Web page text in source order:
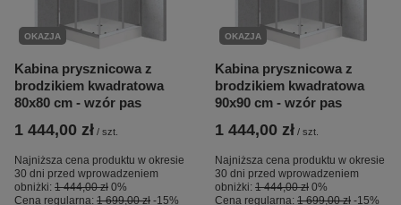
OKAZJA
Kabina prysznicowa z
brodzikiem kwadratowa
80x80 cm - wzór pas
1 444,00 zł / szt.
Najniższa cena produktu w okresie
30 dni przed wprowadzeniem
obniżki: 1 444,00 zł 0%
Cena regularna: 1 699,00 zł -15%
OKAZJA
Kabina prysznicowa z
brodzikiem kwadratowa
90x90 cm - wzór pas
1 444,00 zł / szt.
Najniższa cena produktu w okresie
30 dni przed wprowadzeniem
obniżki: 1 444,00 zł 0%
Cena regularna: 1 699,00 zł -15%